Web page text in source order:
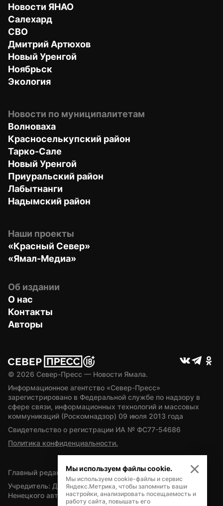
Новости ЯНАО
Салехард
СВО
Дмитрий Артюхов
Новый Уренгой
Ноябрьск
Экология
Новости по муниципалитетам
Волноваха
Красноселькупский район
Тарко-Сале
Новый Уренгой
Приуральский район
Лабытнанги
Надымский район
Наши проекты
«Красный Север»
«Ямал-Медиа»
Об издании
О нас
Контакты
Авторы
© 2026 Север-Пресс — Новости Ямала.
Информационное агентство «Север-Пресс»
зарегистрировано в Федеральной службе по надзору в
сфере связи, информационных технологий и массовых
коммуникаций (Роскомнадзор) 09 июля 2013 года
Свидетельство о регистрации ИА № ФС77-54686
Политика конфиденциальности.
Главный редактор — А.Л. Поздеев
Учредитель: Департамент внутренней политики Ямало-
Ненецкого автономного округа
Мы используем файлы cookie.
Мы используем cookie-файлы и сервис
Яндекс.Метрика, чтобы запомнить ваши
настройки, анализировать посещаемость и
работу сайта, повышать его